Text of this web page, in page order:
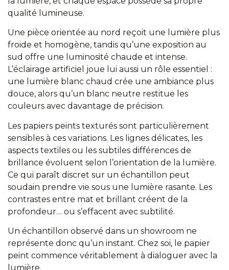
qualité lumineuse.
Une pièce orientée au nord reçoit une lumière plus
froide et homogène, tandis qu’une exposition au
sud offre une luminosité chaude et intense.
L’éclairage artificiel joue lui aussi un rôle essentiel :
une lumière blanc chaud crée une ambiance plus
douce, alors qu’un blanc neutre restitue les
couleurs avec davantage de précision.
Les papiers peints texturés sont particulièrement
sensibles à ces variations. Les lignes délicates, les
aspects textiles ou les subtiles différences de
brillance évoluent selon l’orientation de la lumière.
Ce qui paraît discret sur un échantillon peut
soudain prendre vie sous une lumière rasante. Les
contrastes entre mat et brillant créent de la
profondeur… ou s’effacent avec subtilité.
Un échantillon observé dans un showroom ne
représente donc qu’un instant. Chez soi, le papier
peint commence véritablement à dialoguer avec la
lumière.